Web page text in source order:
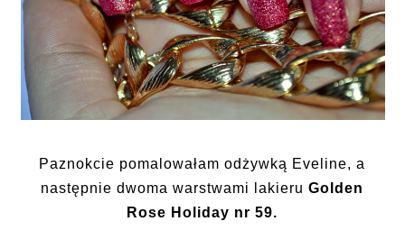
Paznokcie pomalowałam odżywką Eveline, a
następnie dwoma warstwami lakieruGolden
Rose Holiday nr 59.